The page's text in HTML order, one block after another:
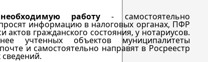
работу- самостоятельно
информацию в налоговых органах, ПФР
актов гражданского состояния, у нотариусов.
учтенных объектов муниципалитеты
и самостоятельно направят в Росреестр